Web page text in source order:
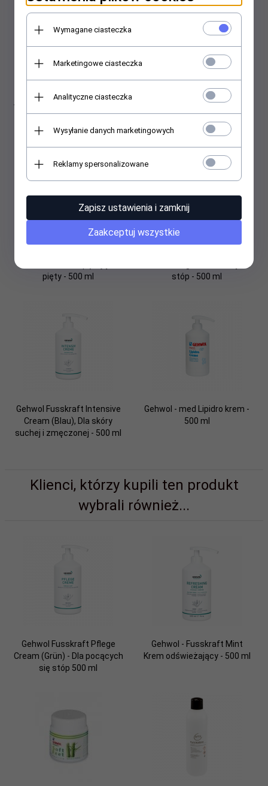
Gehwol - Fusskraft bein-
Vital, Balsam witalizujący do
Gehwol Fusskraft Pflege
się stóp 500 ml
pięty - 500 ml
Feet Peeling bambusowy do
stóp - 500 ml
Gehwol Fusskraft Intensive
Cream (Blau), Dla skóry
suchej i zmęczonej - 500 ml
Gehwol - med Lipidro krem -
500 ml
Klienci, którzy kupili ten produkt
wybrali również...
Gehwol Fusskraft Pflege
Cream (Grün) - Dla pocących
się stóp 500 ml
Gehwol - Fusskraft Mint
Krem odświeżający - 500 ml
Wymagane ciasteczka
Marketingowe ciasteczka
Analityczne ciasteczka
Wysyłanie danych marketingowych
Reklamy spersonalizowane
Zapisz ustawienia i zamknij
Zaakceptuj wszystkie